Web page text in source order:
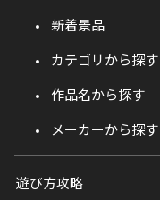
新着景品
カテゴリから探す
作品名から探す
メーカーから探す
遊び方攻略